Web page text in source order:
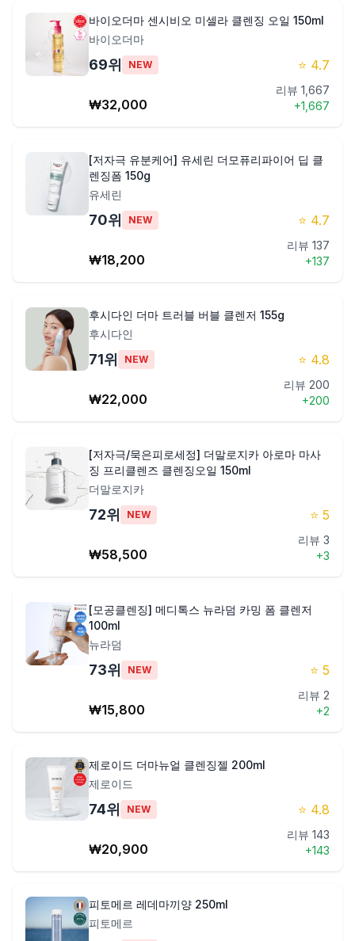
바이오더마 센시비오 미셀라 클렌징 오일 150ml
바이오더마
69위 NEW ⭐ 4.7
₩32,000
리뷰 1,667
+1,667
[저자극 유분케어] 유세린 더모퓨리파이어 딥 클
렌징폼 150g
유세린
70위 NEW ⭐ 4.7
₩18,200
리뷰 137
+137
후시다인 더마 트러블 버블 클렌저 155g
후시다인
71위 NEW ⭐ 4.8
₩22,000
리뷰 200
+200
[저자극/묵은피로세정] 더말로지카 아로마 마사
징 프리클렌즈 클렌징오일 150ml
더말로지카
72위 NEW ⭐ 5
₩58,500
리뷰 3
+3
[모공클렌징] 메디톡스 뉴라덤 카밍 폼 클렌저
100ml
뉴라덤
73위 NEW ⭐ 5
₩15,800
리뷰 2
+2
제로이드 더마뉴얼 클렌징젤 200ml
제로이드
74위 NEW ⭐ 4.8
₩20,900
리뷰 143
+143
피토메르 레데마끼양 250ml
피토메르